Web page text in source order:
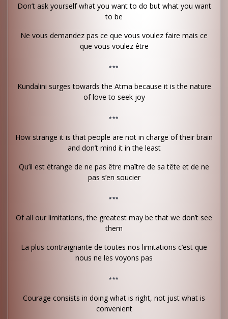
Don’t ask yourself what you want to do but what you want
to be
Ne vous demandez pas ce que vous voulez faire mais ce
que vous voulez être
***
Kundalini surges towards the Atma because it is the nature
of love to seek joy
***
How strange it is that people are not in charge of their brain
and don’t mind it in the least
Qu’il est étrange de ne pas être maître de sa tête et de ne
pas s’en soucier
***
Of all our limitations, the greatest may be that we don’t see
them
La plus contraignante de toutes nos limitations c’est que
nous ne les voyons pas
***
Courage consists in doing what is right, not just what is
convenient